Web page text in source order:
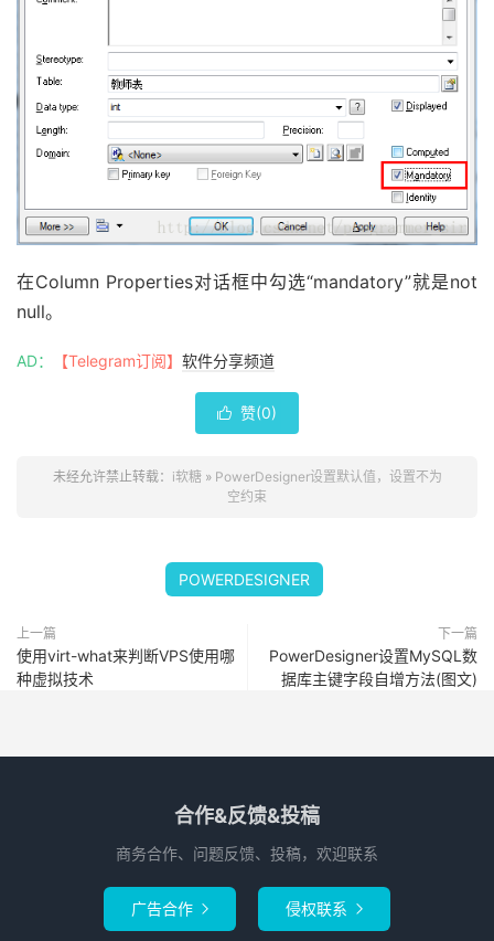
在Column Properties对话框中勾选“mandatory”就是not
null。
AD： 【Telegram订阅】 软件分享频道
 赞(0)
未经允许禁止转载： i软糖» PowerDesigner设置默认值，设置不为
空约束
POWERDESIGNER
上一篇
使用virt-what来判断VPS使用哪
种虚拟技术
下一篇
PowerDesigner设置MySQL数
据库主键字段自增方法(图文)
合作&反馈&投稿
商务合作、问题反馈、投稿，欢迎联系
广告合作  侵权联系 